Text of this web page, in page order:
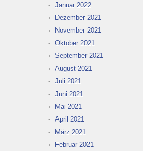
Januar 2022
Dezember 2021
November 2021
Oktober 2021
September 2021
August 2021
Juli 2021
Juni 2021
Mai 2021
April 2021
März 2021
Februar 2021